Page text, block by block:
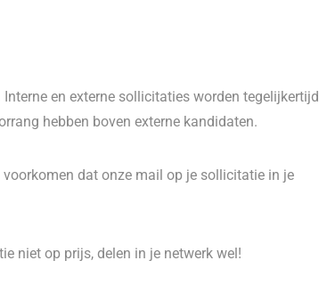
en externe sollicitaties worden tegelijkertijd
hebben boven externe kandidaten.
dat onze mail op je sollicitatie in je
niet op prijs, delen in je netwerk wel!